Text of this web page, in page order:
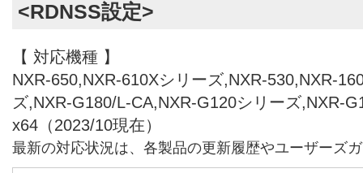
<RDNSS設定>
【 対応機種 】
NXR-650,NXR-610Xシリーズ,NXR-530,NXR-
ズ,NXR-G180/L-CA,NXR-G120シリーズ,NXR-
x64（2023/10現在）
最新の対応状況は、各製品の更新履歴やユーザーズ